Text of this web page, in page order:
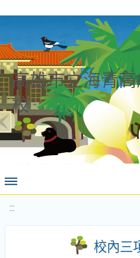
高雄市立海青
校
:::
校內三